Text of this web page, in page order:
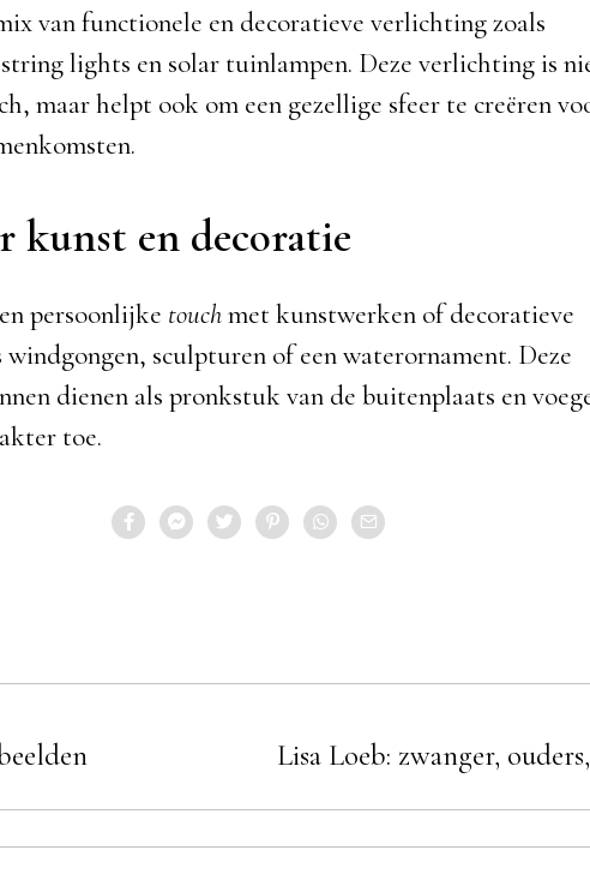
van functionele en decoratieve verlichting zoals
lights en solar tuinlampen. Deze verlichting is
maar helpt ook om een gezellige sfeer te creëren
kunst en decoratie
persoonlijke touchmet kunstwerken of decoratieve
windgongen, sculpturen of een waterornament. Deze
dienen als pronkstuk van de buitenplaats en
toe.
Lisa Loeb: zwanger,